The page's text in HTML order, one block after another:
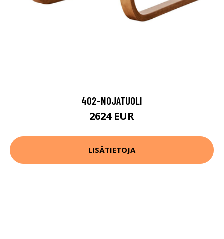
402-NOJATUOLI
2624 EUR
LISÄTIETOJA